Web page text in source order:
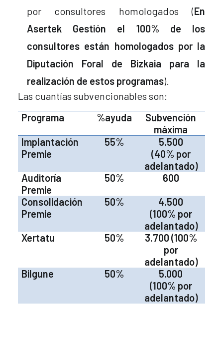
por consultores homologados (En
Asertek Gestión el 100% de los
consultores están homologados por la
Diputación Foral de Bizkaia para la
realización de estos programas).
Las cuantías subvencionables son:
Programa
%ayuda
Subvención
máxima
Implantación
Premie
55%
5.500
(40% por
adelantado)
Auditoría
Premie
50%
600
Consolidación
Premie
50%
4.500
(100% por
adelantado)
Xertatu
50%
3.700 (100%
por
adelantado)
Bilgune
50%
5.000
(100% por
adelantado)